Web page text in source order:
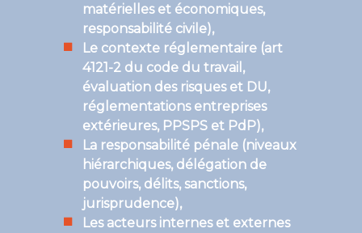
matérielles et économiques,
responsabilité civile),
Le contexte réglementaire (art
4121-2 du code du travail,
évaluation des risques et DU,
réglementations entreprises
extérieures, PPSPS et PdP),
La responsabilité pénale (niveaux
hiérarchiques, délégation de
pouvoirs, délits, sanctions,
jurisprudence),
Les acteurs internes et externes